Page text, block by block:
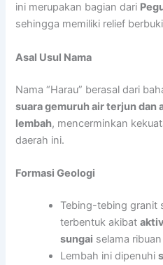
ini merupakan bagian dari
sehingga memiliki relief
Asal Usul Nama
Nama “Harau” berasal dari
suara gemuruh air terjun dan
lembah, mencerminkan
daerah ini.
Formasi Geologi
Tebing-tebing granit
terbentuk akibat
sungai selama
Lembah ini dipenuhi